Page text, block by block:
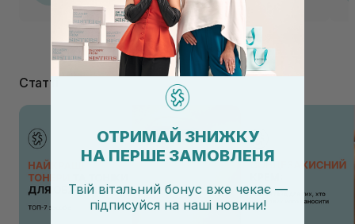
негативних відчуттів. Ще й навпаки, наче залишає якусь
лосьйонну плівочку на тілі (не важку, а приємну). Гарна
Статті
ОТРИМАЙ ЗНИЖКУ
НА ПЕРШЕ ЗАМОВЛЕНЯ
Твій вітальний бонус вже чекає —
підписуйся на наші новини!